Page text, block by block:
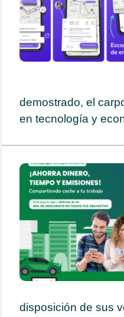
demostrado, el
en tecnología y
disposición de sus